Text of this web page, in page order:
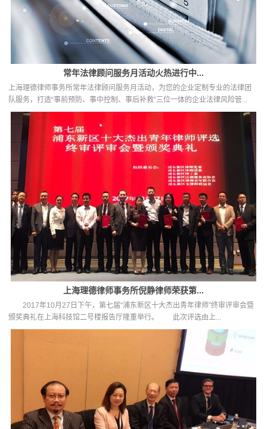
常年法律顾问服务月活动火热进行中...
上海理德律师事务所常年法律顾问服务月活动，为您的企业定制专业的法律团
队服务，打造“事前预防、事中控制、事后补救”三位一体的企业法律风险管...
上海理德律师事务所倪静律师荣获第...
2017年10月27日下午，第七届“浦东新区十大杰出青年律师”终审评审会暨
颁奖典礼在上海科技馆二号楼报告厅隆重举行。 此次评选由上...